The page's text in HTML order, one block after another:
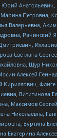
Юрий Анатольевич,
Петровна,
Валерьевна,
Рачинский
Светлана
Щур
Алексей
Кириллович, Флиге
Вититинова
Максимов
Николаевна,
Буртина
Екатерина